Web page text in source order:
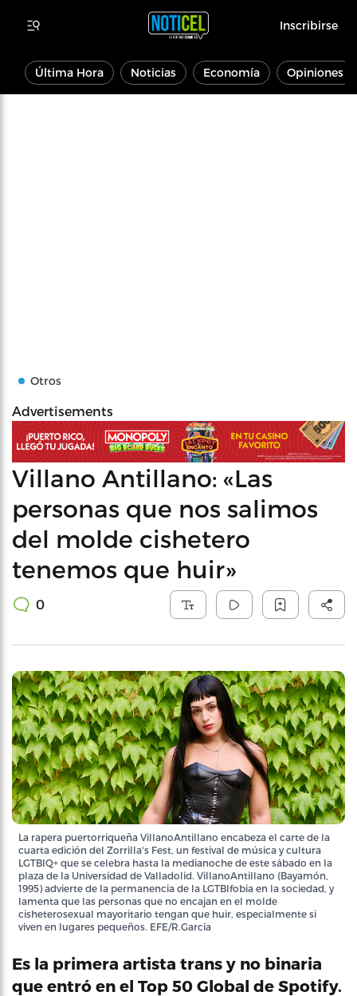
Inscribirse
Última Hora Noticias Economía Opiniones
Otros
Advertisements
Villano Antillano: «Las
personas que nos salimos
del molde cishetero
tenemos que huir»
0
La rapera puertorriqueña VillanoAntillano encabeza el carte de la
cuarta edición del Zorrilla's Fest, un festival de música y cultura
LGTBIQ+ que se celebra hasta la medianoche de este sábado en la
plaza de la Universidad de Valladolid. VillanoAntillano (Bayamón,
1995) advierte de la permanencia de la LGTBIfobia en la sociedad, y
lamenta que las personas que no encajan en el molde
cisheterosexual mayoritario tengan que huir, especialmente si
viven en lugares pequeños. EFE/R.García
Es la primera artista trans y no binaria
que entró en el Top 50 Global de Spotify.